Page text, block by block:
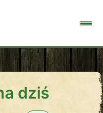
dziś